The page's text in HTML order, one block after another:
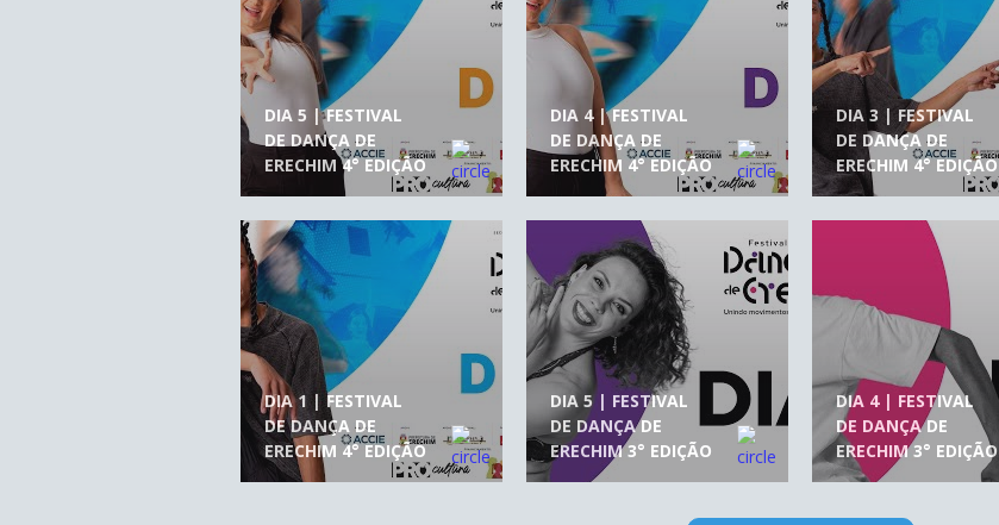
DIA 5 | FESTIVAL
DE DANÇA DE
ERECHIM 4° EDIÇÃO
DIA 4 | FESTIVAL
DE DANÇA DE
ERECHIM 4° EDIÇÃO
DIA 3 | FESTIVAL
DE DANÇA DE
ERECHIM 4° EDIÇÃO
DIA 1 | FESTIVAL
DE DANÇA DE
ERECHIM 4° EDIÇÃO
DIA 5 | FESTIVAL
DE DANÇA DE
ERECHIM 3° EDIÇÃO
DIA 4 | FESTIVAL
DE DANÇA DE
ERECHIM 3° EDIÇÃO